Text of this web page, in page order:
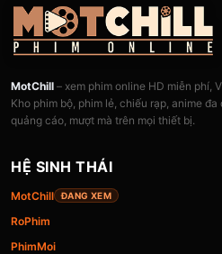
MotChill – xem phim online HD miễn phí,
Kho phim bộ, phim lẻ, chiếu rạp, anime
quảng cáo, mượt mà trên mọi thiết bị.
HỆ SINH THÁI
MotChill ĐANG XEM
RoPhim
PhimMoi